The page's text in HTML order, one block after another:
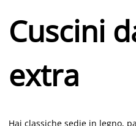
Cuscini
extra
Hai classiche sedie in legno,